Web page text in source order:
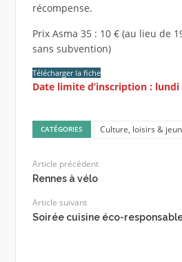
récompense.
Prix Asma 35 : 10 € (au lieu de
sans subvention)
Télécharger la fiche
Date limite d’inscription :
CATÉGORIES Culture, loisirs &
Article précédent
Rennes à vélo
Article suivant
Soirée cuisine éco-